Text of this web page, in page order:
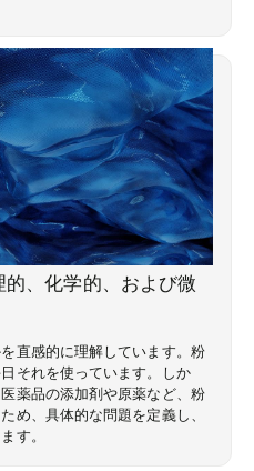
、化学的、および微
直感的に理解しています。粉
それを使っています。しか
薬品の添加剤や原薬など、粉
め、具体的な問題を定義し、
す。